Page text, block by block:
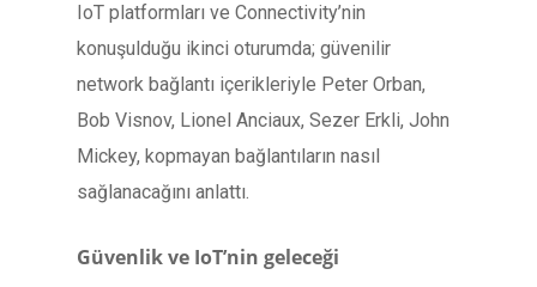
IoT platformları ve Connectivity’nin
konuşulduğu ikinci oturumda; güvenilir
network bağlantı içerikleriyle Peter Orban,
Bob Visnov, Lionel Anciaux, Sezer Erkli, John
Mickey, kopmayan bağlantıların nasıl
sağlanacağını anlattı.
Güvenlik ve IoT’nin geleceği